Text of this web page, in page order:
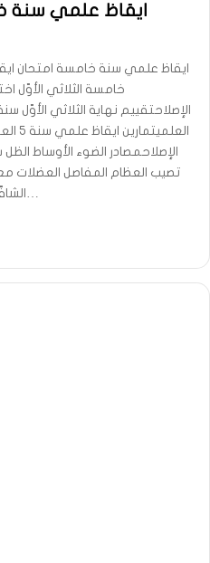
ايقاظ علمي سنة
ايقاظ علمي سنة خامسة امتحان
تصيب العظام المفاصل العضلات مع
الشافّة و الشفّافة سنة خامسة…